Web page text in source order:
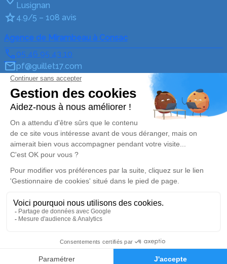
Demande de devis
Lusignan
4.9/5 – 108 avis
Agence de Mirambeau à Consac
05 46 95 43 10
pf@guillet17.com
3 La Bergerie – 17150 – Consac
5/5 – 3 avis
Nos Services
En cas de décès
Prévoir ses obsèques
Monuments funéraires
Services aux familles
Liens utiles
Avis de décès
Demande de rendez-vous
en agence
Nos réseaux sociaux
Politique de traitement des données personnelles
Politique d’utilisation des cookies
Zone d'intervention
Réalisation et référencement par